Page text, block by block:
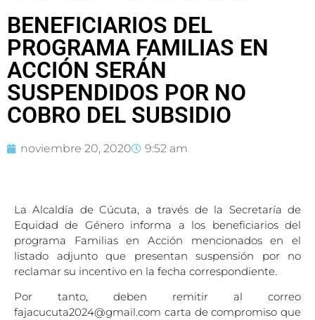
BENEFICIARIOS DEL
PROGRAMA FAMILIAS EN
ACCIÓN SERÁN
SUSPENDIDOS POR NO
COBRO DEL SUBSIDIO
noviembre 20, 2020 9:52 am
La Alcaldía de Cúcuta, a través de la Secretaría de
Equidad de Género informa a los beneficiarios del
programa Familias en Acción mencionados en el
listado adjunto que presentan suspensión por no
reclamar su incentivo en la fecha correspondiente.
Por tanto, deben remitir al correo
fajacucuta2024@gmail.com carta de compromiso que